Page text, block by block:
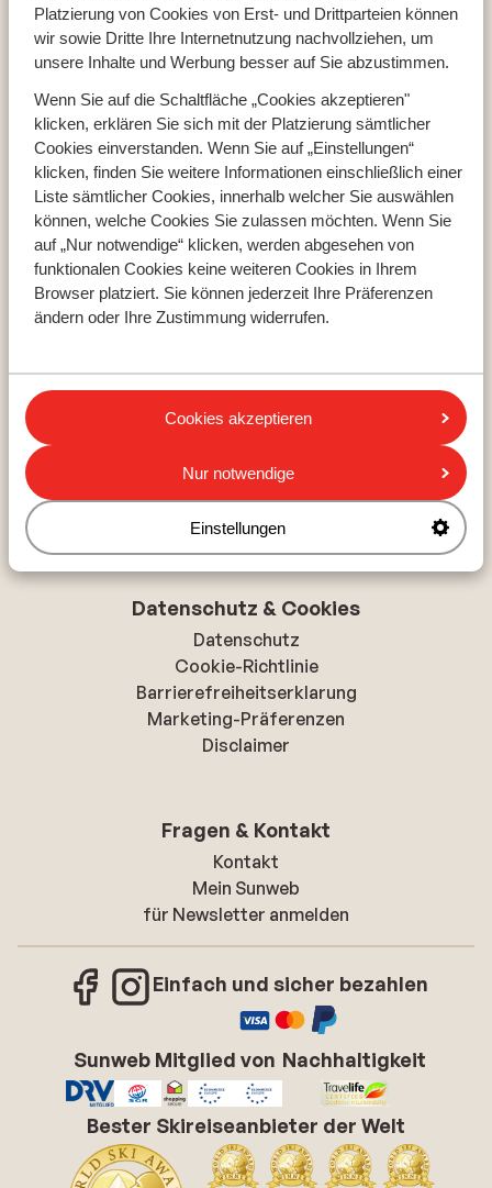
Platzierung von Cookies von Erst- und Drittparteien können
wir sowie Dritte Ihre Internetnutzung nachvollziehen, um
unsere Inhalte und Werbung besser auf Sie abzustimmen.
Wenn Sie auf die Schaltfläche „Cookies akzeptieren"
klicken, erklären Sie sich mit der Platzierung sämtlicher
Cookies einverstanden. Wenn Sie auf „Einstellungen“
klicken, finden Sie weitere Informationen einschließlich einer
Liste sämtlicher Cookies, innerhalb welcher Sie auswählen
können, welche Cookies Sie zulassen möchten. Wenn Sie
auf „Nur notwendige“ klicken, werden abgesehen von
funktionalen Cookies keine weiteren Cookies in Ihrem
Browser platziert. Sie können jederzeit Ihre Präferenzen
ändern oder Ihre Zustimmung widerrufen.
Cookies akzeptieren
Nur notwendige
Einstellungen
Top Skigebiete
Kaprun
Flachau
Beliebte Regionen
Zillertal
Ski Amade
Silvretta Arena
Über Sunweb
Über Sunweb
Stellenangebote
Presse
Sitemap
Datenschutz & Cookies
Datenschutz
Cookie-Richtlinie
Barrierefreiheitserklarung
Marketing-Präferenzen
Disclaimer
Fragen & Kontakt
Kontakt
Mein Sunweb
für Newsletter anmelden
Einfach und sicher bezahlen
Sunweb Mitglied von Nachhaltigkeit
Bester Skireiseanbieter der Welt